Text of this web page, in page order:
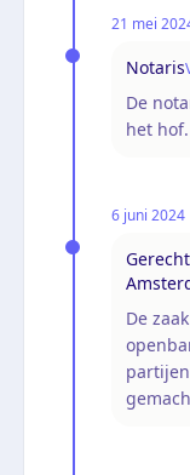
21 mei
Notaris
De
het hof.
6 juni 2024
De